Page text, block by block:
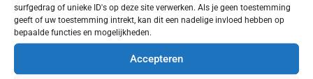
surfgedrag of unieke ID's op deze site verwerken. Als je geen toestemming
geeft of uw toestemming intrekt, kan dit een nadelige invloed hebben op
bepaalde functies en mogelijkheden.
Accepteren